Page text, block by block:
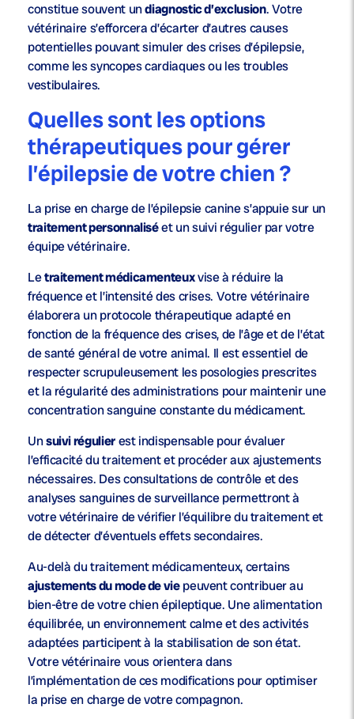
constitue souvent undiagnostic d’exclusion. Votre
vétérinaire s’efforcera d’écarter d’autres causes
potentielles pouvant simuler des crises d’épilepsie,
comme les syncopes cardiaques ou les troubles
vestibulaires.
Quelles sont les options
thérapeutiques pour gérer
l’épilepsie de votre chien ?
La prise en charge de l’épilepsie canine s’appuie sur un
traitement personnaliséet un suivi régulier par votre
équipe vétérinaire.
Letraitement médicamenteuxvise à réduire la
fréquence et l’intensité des crises. Votre vétérinaire
élaborera un protocole thérapeutique adapté en
fonction de la fréquence des crises, de l’âge et de l’état
de santé général de votre animal. Il est essentiel de
respecter scrupuleusement les posologies prescrites
et la régularité des administrations pour maintenir une
concentration sanguine constante du médicament.
Unsuivi régulierest indispensable pour évaluer
l’efficacité du traitement et procéder aux ajustements
nécessaires. Des consultations de contrôle et des
analyses sanguines de surveillance permettront à
votre vétérinaire de vérifier l’équilibre du traitement et
de détecter d’éventuels effets secondaires.
Au-delà du traitement médicamenteux, certains
ajustements du mode de viepeuvent contribuer au
bien-être de votre chien épileptique. Une alimentation
équilibrée, un environnement calme et des activités
adaptées participent à la stabilisation de son état.
Votre vétérinaire vous orientera dans
l’implémentation de ces modifications pour optimiser
la prise en charge de votre compagnon.